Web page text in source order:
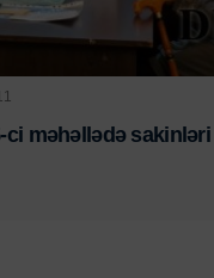
ci məhəllədə